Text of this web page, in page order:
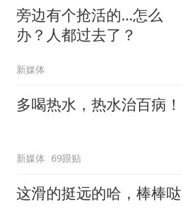
旁边有个抢活的…怎么
办？人都过去了？
新媒体
多喝热水，热水治百病！
新媒体 69跟贴
这滑的挺远的哈，棒棒哒